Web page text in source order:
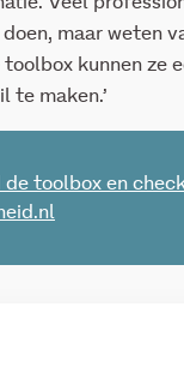
maar weten
kunnen ze
te maken.’
de toolbox en